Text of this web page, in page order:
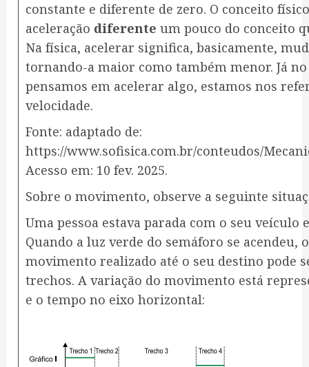
constante e diferente de zero. O conceito
aceleração diferente um pouco do conceito
Na física, acelerar significa, basicamente,
tornando-a maior como também menor. Já
pensamos em acelerar algo, estamos nos
velocidade.
Fonte: adaptado de:
https://www.sofisica.com.br/conteudos/
Acesso em: 10 fev. 2025.
Sobre o movimento, observe a seguinte
Uma pessoa estava parada com o seu veículo
Quando a luz verde do semáforo se acendeu,
movimento realizado até o seu destino pode
trechos. A variação do movimento está
e o tempo no eixo horizontal: